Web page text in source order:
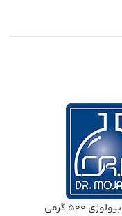
موم سفيد پاتوبيولوژي 500 گرمي